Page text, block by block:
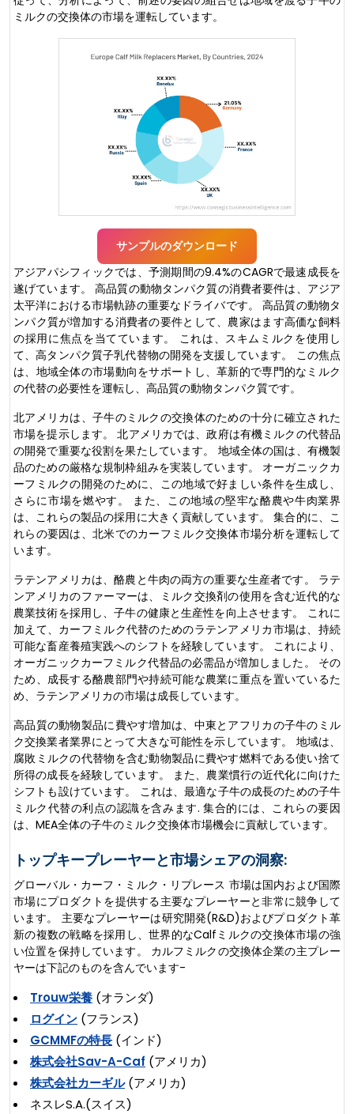
ミルクの交換体の市場を運転しています。
サンプルのダウンロード
アジアパシフィックでは、予測期間の9.4%のCAGRで最速成長を
遂げています。 高品質の動物タンパク質の消費者要件は、アジア
太平洋における市場軌跡の重要なドライバです。 高品質の動物タ
ンパク質が増加する消費者の要件として、農家はます高価な飼料
の採用に焦点を当てています。 これは、スキムミルクを使用し
て、高タンパク質子乳代替物の開発を支援しています。 この焦点
は、地域全体の市場動向をサポートし、革新的で専門的なミルク
の代替の必要性を運転し、高品質の動物タンパク質です。
北アメリカは、子牛のミルクの交換体のための十分に確立された
市場を提示します。 北アメリカでは、政府は有機ミルクの代替品
の開発で重要な役割を果たしています。 地域全体の国は、有機製
品のための厳格な規制枠組みを実装しています。 オーガニックカ
ーフミルクの開発のために、この地域で好ましい条件を生成し、
さらに市場を燃やす。 また、この地域の堅牢な酪農や牛肉業界
は、これらの製品の採用に大きく貢献しています。 集合的に、こ
れらの要因は、北米でのカーフミルク交換体市場分析を運転して
います。
ラテンアメリカは、酪農と牛肉の両方の重要な生産者です。 ラテ
ンアメリカのファーマーは、ミルク交換剤の使用を含む近代的な
農業技術を採用し、子牛の健康と生産性を向上させます。 これに
加えて、カーフミルク代替のためのラテンアメリカ市場は、持続
可能な畜産養殖実践へのシフトを経験しています。 これにより、
オーガニックカーフミルク代替品の必需品が増加しました。 その
ため、成長する酪農部門や持続可能な農業に重点を置いているた
め、ラテンアメリカの市場は成長しています。
高品質の動物製品に費やす増加は、中東とアフリカの子牛のミル
ク交換業者業界にとって大きな可能性を示しています。 地域は、
腐敗ミルクの代替物を含む動物製品に費やす燃料である使い捨て
所得の成長を経験しています。 また、農業慣行の近代化に向けた
シフトも設けています。 これは、最適な子牛の成長のための子牛
ミルク代替の利点の認識を含みます. 集合的には、これらの要因
は、MEA全体の子牛のミルク交換体市場機会に貢献しています。
トップキープレーヤーと市場シェアの洞察:
グローバル・カーフ・ミルク・リプレース 市場は国内および国際
市場にプロダクトを提供する主要なプレーヤーと非常に競争して
います。 主要なプレーヤーは研究開発(R&D)およびプロダクト革
新の複数の戦略を採用し、世界的なCalfミルクの交換体市場の強
い位置を保持しています。 カルフミルクの交換体企業の主プレー
ヤーは下記のものを含んでいます-
Trouw栄養 (オランダ)
ログイン (フランス)
GCMMFの特長 (インド)
株式会社Sav-A-Caf (アメリカ)
株式会社カーギル(アメリカ)
ネスレS.A.(スイス)